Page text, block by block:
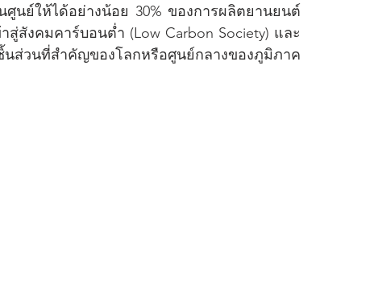
นย์ให้ได้อย่างน้อย 30% ของการผลิตยานยนต์
สู่สังคมคาร์บอนต่ำ (Low Carbon Society) และ
ส่วนที่สำคัญของโลกหรือศูนย์กลางของภูมิภาค